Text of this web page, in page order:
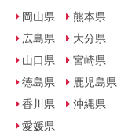
岡山県
広島県
山口県
徳島県
香川県
愛媛県
熊本県
大分県
宮崎県
鹿児島県
沖縄県